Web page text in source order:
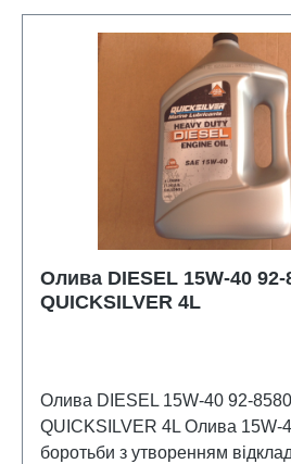
Олива DIESEL 15W-40 92-
QUICKSILVER 4L
Олива DIESEL 15W-40 92-
QUICKSILVER 4L Олива 15W-40 розроблена для
боротьби з утворенням